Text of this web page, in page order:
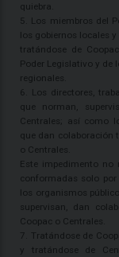
quiebra.
5. Los miembros del
los gobiernos locales
tratándose de
Poder Legislativo y de
regionales.
6. Los directores,
que norman,
Centrales; así como
que dan colaboración
o Centrales.
Este impedimento no
conformadas solo por
los organismos
supervisan, dan
Coopac o Centrales.
7. Tratándose de
y tratándose de